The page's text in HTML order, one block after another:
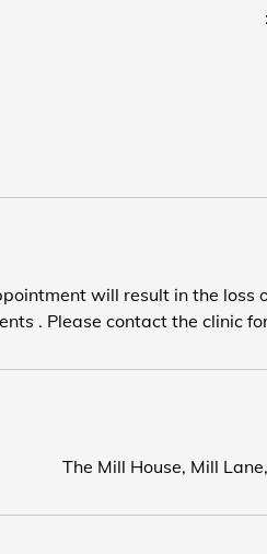
will result in the loss
. Please contact the clinic
The Mill House, Mill